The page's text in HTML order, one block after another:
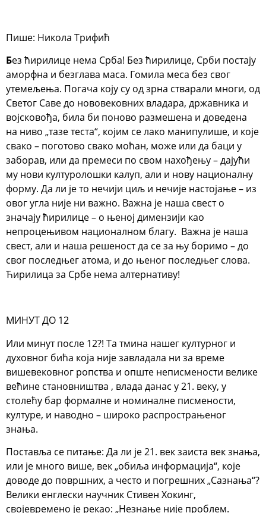
Пише: Никола Трифић
Без ћирилице нема Срба! Без ћирилице, Срби постају
аморфна и безглава маса. Гомила меса без свог
утемељења. Погача коју су од зрна стварали многи, од
Светог Саве до нововековних владара, државника и
војсковођа, била би поново размешена и доведена
на ниво „тазе теста“, којим се лако манипулише, и које
свако – поготово свако моћан, може или да баци у
заборав, или да премеси по свом нахођењу – дајући
му нови културолошки калуп, али и нову националну
форму. Да ли је то нечији циљ и нечије настојање – из
овог угла није ни важно. Важна је наша свест о
значају ћирилице – о њеној димензији као
непроцењивом националном благу. Важна је наша
свест, али и наша решеност да се за њу боримо – до
свог последњег атома, и до њеног последњег слова.
Ћирилица за Србе нема алтернативу!
МИНУТ ДО 12
Или минут после 12?! Та тмина нашег културног и
духовног бића која није завладала ни за време
вишевековног ропства и опште неписмености велике
већине становништва , влада данас у 21. веку, у
столећу бар формалне и номиналне писмености,
културе, и наводно – широко распрострањеног
знања.
Поставља се питање: Да ли је 21. век заиста век знања,
или је много више, век „обиља информација“, које
доводе до површних, а често и погрешних „Сазнања“?
Велики енглески научник Стивен Хокинг,
својевремено је рекао: „Незнање није проблем.